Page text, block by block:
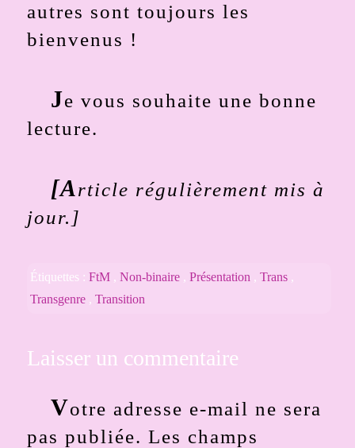
autres sont toujours les
bienvenus !
Je vous souhaite une bonne
lecture.
[Article régulièrement mis à
jour.]
Étiquettes :FtM ,Non-binaire ,Présentation ,Trans ,
Transgenre ,Transition
Laisser un commentaire
Votre adresse e-mail ne sera
pas publiée. Les champs